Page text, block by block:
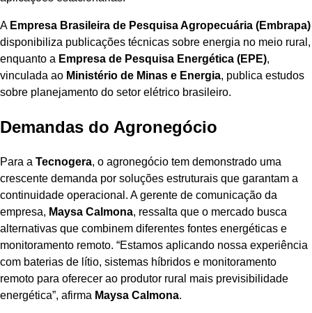
A Empresa Brasileira de Pesquisa Agropecuária (Embrapa)
disponibiliza publicações técnicas sobre energia no meio rural,
enquanto a Empresa de Pesquisa Energética (EPE),
vinculada ao Ministério de Minas e Energia, publica estudos
sobre planejamento do setor elétrico brasileiro.
Demandas do Agronegócio
Para a Tecnogera, o agronegócio tem demonstrado uma
crescente demanda por soluções estruturais que garantam a
continuidade operacional. A gerente de comunicação da
empresa, Maysa Calmona, ressalta que o mercado busca
alternativas que combinem diferentes fontes energéticas e
monitoramento remoto. “Estamos aplicando nossa experiência
com baterias de lítio, sistemas híbridos e monitoramento
remoto para oferecer ao produtor rural mais previsibilidade
energética”, afirma Maysa Calmona.